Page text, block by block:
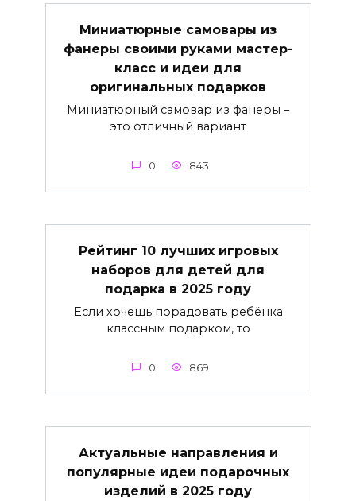
Миниатюрные самовары из
фанеры своими руками мастер-
класс и идеи для
оригинальных подарков
Миниатюрный самовар из фанеры –
это отличный вариант
0 843
Рейтинг 10 лучших игровых
наборов для детей для
подарка в 2025 году
Если хочешь порадовать ребёнка
классным подарком, то
0 869
Актуальные направления и
популярные идеи подарочных
изделий в 2025 году